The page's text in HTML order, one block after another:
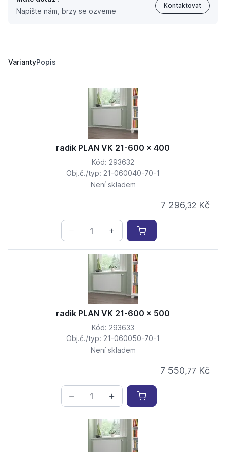
Napište nám, brzy se ozveme
Kontaktovat
VariantyPopis
radik PLAN VK 21-600 x 400
Kód: 293632
Obj.č./typ: 21-060040-70-1
Není skladem
7 296,32 Kč
radik PLAN VK 21-600 x 500
Kód: 293633
Obj.č./typ: 21-060050-70-1
Není skladem
7 550,77 Kč